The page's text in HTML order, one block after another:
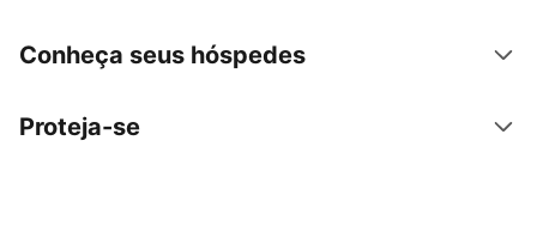
Conheça seus hóspedes
Proteja-se